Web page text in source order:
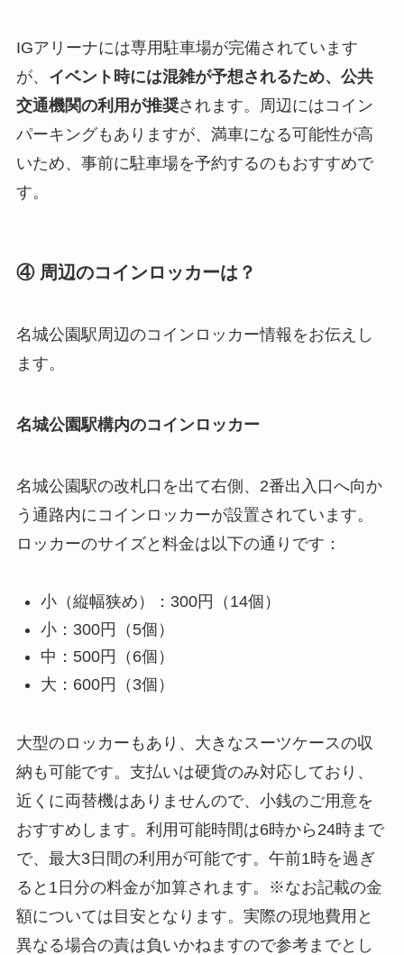
IGアリーナには専用駐車場が完備されています
が、 イベント時には混雑が予想されるため、公共
交通機関の利用が推奨されます。周辺にはコイン
パーキングもありますが、満車になる可能性が高
いため、事前に駐車場を予約するのもおすすめで
す。
④ 周辺のコインロッカーは？
名城公園駅周辺のコインロッカー情報をお伝えし
ます。
名城公園駅構内のコインロッカー
名城公園駅の改札口を出て右側、2番出入口へ向か
う通路内にコインロッカーが設置されています。
ロッカーのサイズと料金は以下の通りです：
小（縦幅狭め）：300円（14個）
小：300円（5個）
中：500円（6個）
大：600円（3個）
大型のロッカーもあり、大きなスーツケースの収
納も可能です。支払いは硬貨のみ対応しており、
近くに両替機はありませんので、小銭のご用意を
おすすめします。利用可能時間は6時から24時まで
で、最大3日間の利用が可能です。午前1時を過ぎ
ると1日分の料金が加算されます。※なお記載の金
額については目安となります。実際の現地費用と
異なる場合の責は負いかねますので参考までとし